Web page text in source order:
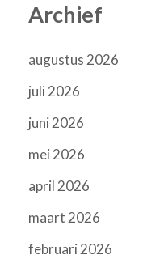
Archief
augustus 2026
juli 2026
juni 2026
mei 2026
april 2026
maart 2026
februari 2026